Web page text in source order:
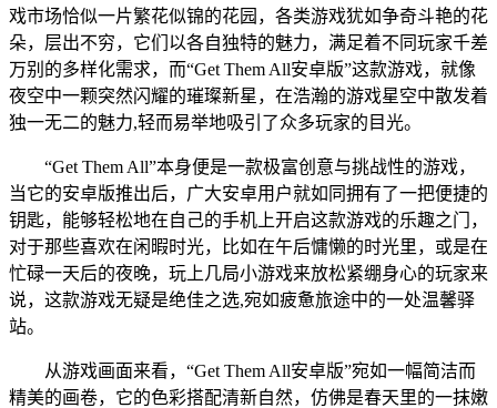
戏市场恰似一片繁花似锦的花园，各类游戏犹如争奇斗艳的花
朵，层出不穷，它们以各自独特的魅力，满足着不同玩家千差
万别的多样化需求，而“Get Them All安卓版”这款游戏，就像
夜空中一颗突然闪耀的璀璨新星，在浩瀚的游戏星空中散发着
独一无二的魅力,轻而易举地吸引了众多玩家的目光。
“Get Them All”本身便是一款极富创意与挑战性的游戏，
当它的安卓版推出后，广大安卓用户就如同拥有了一把便捷的
钥匙，能够轻松地在自己的手机上开启这款游戏的乐趣之门，
对于那些喜欢在闲暇时光，比如在午后慵懒的时光里，或是在
忙碌一天后的夜晚，玩上几局小游戏来放松紧绷身心的玩家来
说，这款游戏无疑是绝佳之选,宛如疲惫旅途中的一处温馨驿
站。
从游戏画面来看，“Get Them All安卓版”宛如一幅简洁而
精美的画卷，它的色彩搭配清新自然，仿佛是春天里的一抹嫩